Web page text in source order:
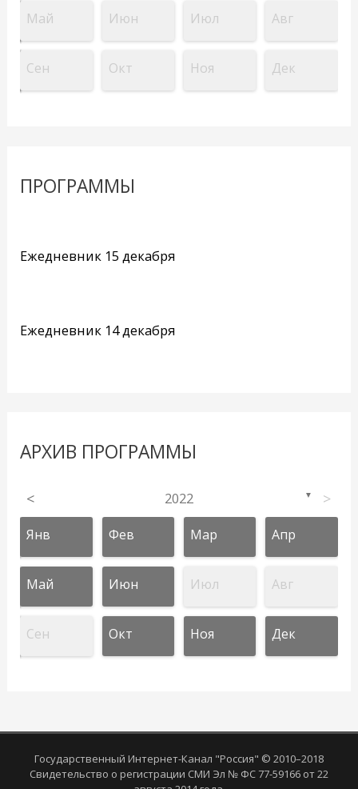
Май Июн Июл Авг
Сен Окт Ноя Дек
ПРОГРАММЫ
Ежедневник 15 декабря
Ежедневник 14 декабря
АРХИВ ПРОГРАММЫ
< 2022 ▼ >
Янв Фев Мар Апр
Май Июн Июл Авг
Сен Окт Ноя Дек
Государственный Интернет-Канал "Россия" © 2010–2018
Свидетельство о регистрации СМИ Эл № ФС 77-59166 от 22